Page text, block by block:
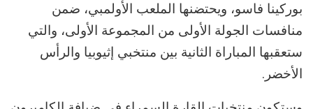
بوركينا فاسو، ويحتضنها الملعب الأولمبي، ضمن
منافسات الجولة الأولى من المجموعة الأولى، والتي
ستعقبها المباراة الثانية بين منتخبي إثيوبيا والرأس
الأخضر.